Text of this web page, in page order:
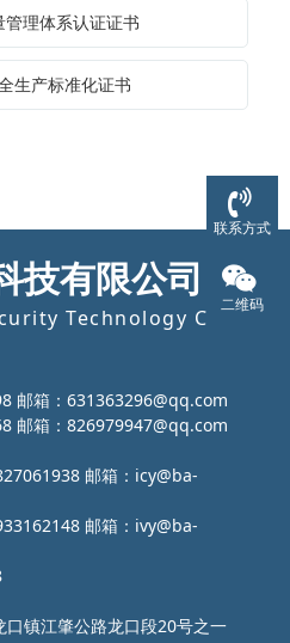
理体系认证证书
生产标准化证书
技有限公司
Technology Co.,
邮箱：631363296@qq.com
邮箱：826979947@qq.com
邮箱：icy@ba-
邮箱：ivy@ba-
镇江肇公路龙口段20号之一
联系方式
二维码